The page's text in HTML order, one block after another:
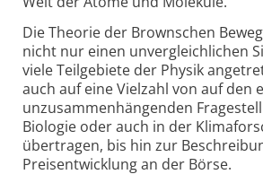
Die Theorie der Brownschen
nicht nur einen unvergleichlichen
viele Teilgebiete der Physik
auch auf eine Vielzahl von auf den
unzusammenhängenden
Biologie oder auch in der
übertragen, bis hin zur
Preisentwicklung an der Börse.